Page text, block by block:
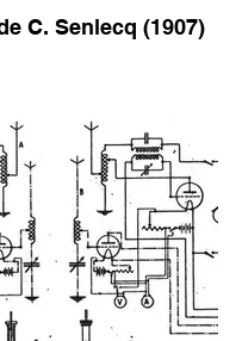
C. Senlecq (1907)